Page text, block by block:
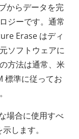
からデータを完
ジーです。通常
Erase はディ
ソフトウェアに
方法は通常、米
標準に従ってお
場合に使用すべ
します。